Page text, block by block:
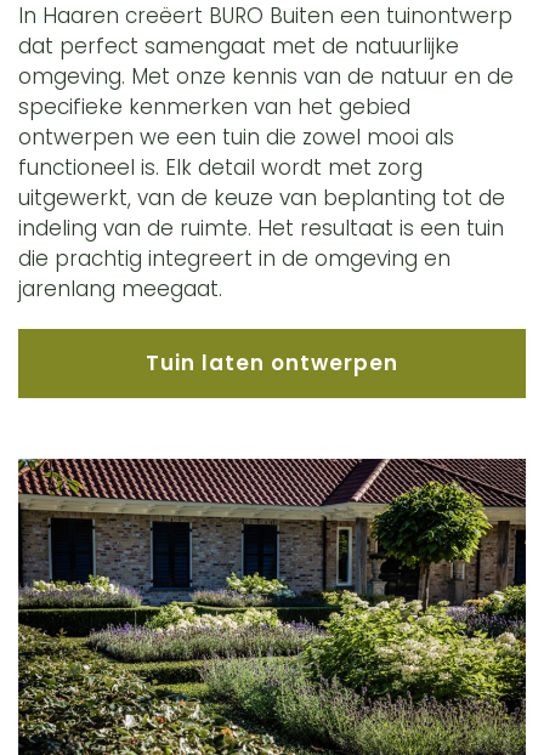
In Haaren creëert BURO Buiten een tuinontwerp
dat perfect samengaat met de natuurlijke
omgeving. Met onze kennis van de natuur en de
specifieke kenmerken van het gebied
ontwerpen we een tuin die zowel mooi als
functioneel is. Elk detail wordt met zorg
uitgewerkt, van de keuze van beplanting tot de
indeling van de ruimte. Het resultaat is een tuin
die prachtig integreert in de omgeving en
jarenlang meegaat.
Tuin laten ontwerpen